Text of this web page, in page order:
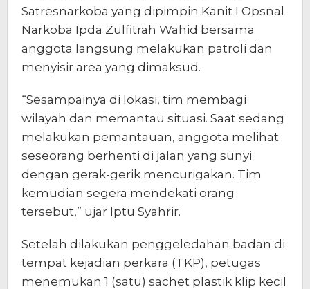
Satresnarkoba yang dipimpin Kanit I Opsnal
Narkoba Ipda Zulfitrah Wahid bersama
anggota langsung melakukan patroli dan
menyisir area yang dimaksud.
“Sesampainya di lokasi, tim membagi
wilayah dan memantau situasi. Saat sedang
melakukan pemantauan, anggota melihat
seseorang berhenti di jalan yang sunyi
dengan gerak-gerik mencurigakan. Tim
kemudian segera mendekati orang
tersebut,” ujar Iptu Syahrir.
Setelah dilakukan penggeledahan badan di
tempat kejadian perkara (TKP), petugas
menemukan 1 (satu) sachet plastik klip kecil